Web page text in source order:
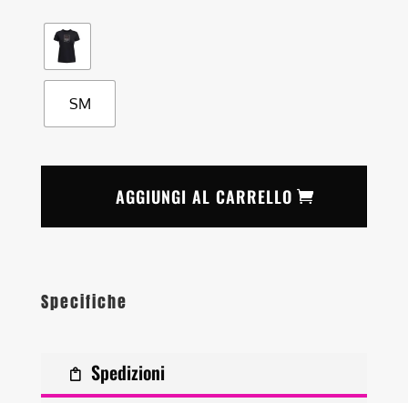
SM
AGGIUNGI AL CARRELLO
Specifiche
Spedizioni